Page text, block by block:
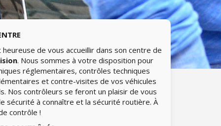
heureuse de vous accueillir dans son centre de
. Nous sommes à votre disposition pour
réglementaires, contrôles techniques
et contre-visites de vos véhicules
Nos contrôleurs se feront un plaisir de vous
sécurité à connaître et la sécurité routière. À
contrôle !